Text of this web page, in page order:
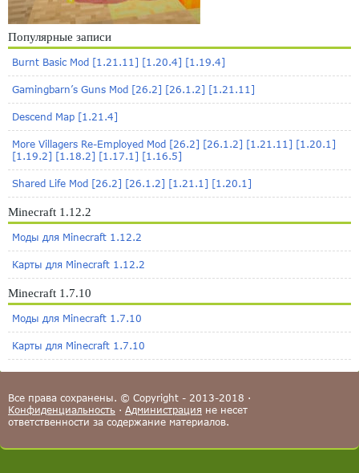
Популярные записи
Burnt Basic Mod [1.21.11] [1.20.4] [1.19.4]
Gamingbarn’s Guns Mod [26.2] [26.1.2] [1.21.11]
Descend Map [1.21.4]
More Villagers Re-Employed Mod [26.2] [26.1.2] [1.21.11] [1.20.1]
[1.19.2] [1.18.2] [1.17.1] [1.16.5]
Shared Life Mod [26.2] [26.1.2] [1.21.1] [1.20.1]
Minecraft 1.12.2
Моды для Minecraft 1.12.2
Карты для Minecraft 1.12.2
Minecraft 1.7.10
Моды для Minecraft 1.7.10
Карты для Minecraft 1.7.10
Все права сохранены. © Copyright - 2013-2018 ·
Конфиденциальность · Администрация не несет
ответственности за содержание материалов.